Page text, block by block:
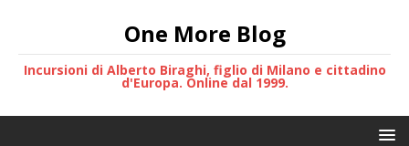
One More Blog
Incursioni di Alberto Biraghi, figlio di Milano e cittadino
d'Europa. Online dal 1999.